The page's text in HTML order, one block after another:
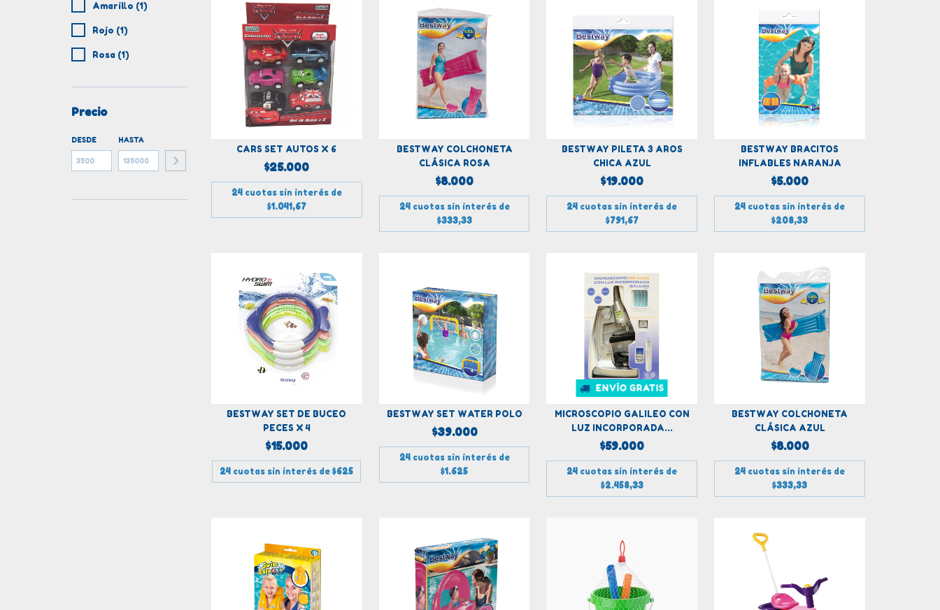
Amarillo (1)
Rojo (1)
Rosa (1)
Precio
DESDE HASTA
CARS SET AUTOS X 6
$25.000
24 cuotas sin interés de
$1.041,67
BESTWAY COLCHONETA
CLÁSICA ROSA
$8.000
24 cuotas sin interés de
$333,33
BESTWAY PILETA 3 AROS
CHICA AZUL
$19.000
24 cuotas sin interés de
$791,67
BESTWAY BRACITOS
INFLABLES NARANJA
$5.000
24 cuotas sin interés de
$208,33
BESTWAY SET DE BUCEO
PECES X 4
$15.000
24 cuotas sin interés de$625
BESTWAY SET WATER POLO
$39.000
24 cuotas sin interés de
$1.625
ENVÍO GRATIS
MICROSCOPIO GALILEO CON
LUZ INCORPORADA...
$59.000
24 cuotas sin interés de
$2.458,33
BESTWAY COLCHONETA
CLÁSICA AZUL
$8.000
24 cuotas sin interés de
$333,33